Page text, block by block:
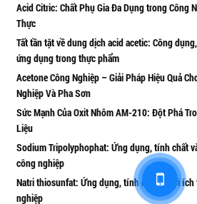
Acid Citric: Chất Phụ Gia Đa Dụng trong Công
Thực
Tất tần tật về dung dịch acid acetic: Công
ứng dụng trong thực phẩm
Acetone Công Nghiệp – Giải Pháp Hiệu Quả
Nghiệp Và Pha Sơn
Sức Mạnh Của Oxit Nhôm AM-210: Đột Phá
Liệu
Sodium Tripolyphophat: Ứng dụng, tính chất
công nghiệp
Natri thiosunfat: Ứng dụng, tính chất và lợi
nghiệp